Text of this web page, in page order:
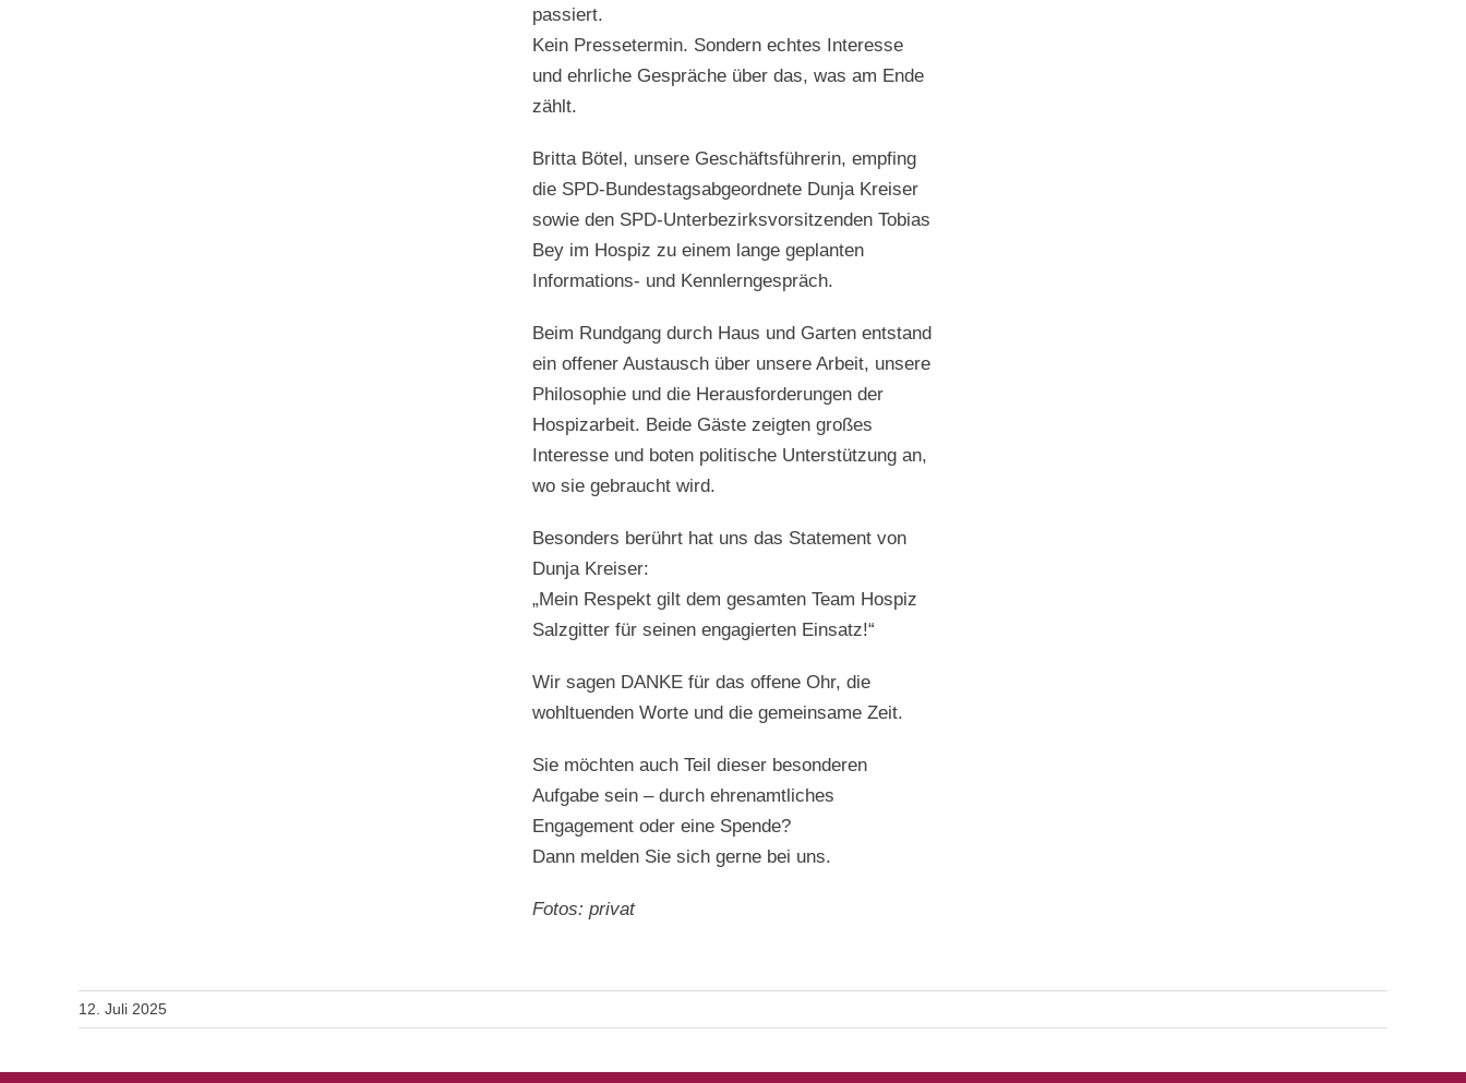
passiert.
Kein Pressetermin. Sondern echtes Interesse
und ehrliche Gespräche über das, was am Ende
zählt.
Britta Bötel, unsere Geschäftsführerin, empfing
die SPD-Bundestagsabgeordnete Dunja Kreiser
sowie den SPD-Unterbezirksvorsitzenden Tobias
Bey im Hospiz zu einem lange geplanten
Informations- und Kennlerngespräch.
Beim Rundgang durch Haus und Garten entstand
ein offener Austausch über unsere Arbeit, unsere
Philosophie und die Herausforderungen der
Hospizarbeit. Beide Gäste zeigten großes
Interesse und boten politische Unterstützung an,
wo sie gebraucht wird.
Besonders berührt hat uns das Statement von
Dunja Kreiser:
„Mein Respekt gilt dem gesamten Team Hospiz
Salzgitter für seinen engagierten Einsatz!“
Wir sagen DANKE für das offene Ohr, die
wohltuenden Worte und die gemeinsame Zeit.
Sie möchten auch Teil dieser besonderen
Aufgabe sein – durch ehrenamtliches
Engagement oder eine Spende?
Dann melden Sie sich gerne bei uns.
Fotos: privat
12. Juli 2025